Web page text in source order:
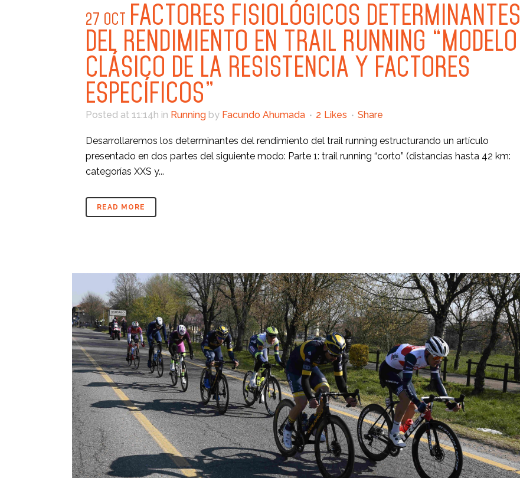
27 OCT FACTORES FISIOLÓGICOS DETERMINANTES
DEL RENDIMIENTO EN TRAIL RUNNING “MODELO
CLÁSICO DE LA RESISTENCIA Y FACTORES
ESPECÍFICOS”
Posted at 11:14h in Running by Facundo Ahumada 2 Likes Share
Desarrollaremos los determinantes del rendimiento del trail running estructurando un artículo
presentado en dos partes del siguiente modo: Parte 1: trail running “corto” (distancias hasta 42 km:
categorías XXS y...
READ MORE